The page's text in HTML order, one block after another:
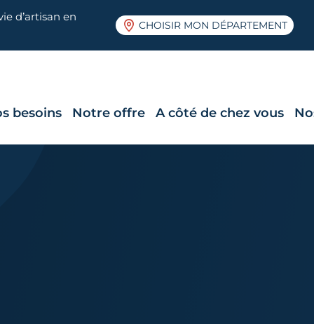
d’artisan en
CHOISIR MON DÉPARTEMENT
besoins Notre offre A côté de chez vous